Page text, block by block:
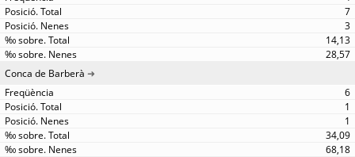
7
3
14,13
28,57
Conca de Barberà
6
1
1
34,09
68,18